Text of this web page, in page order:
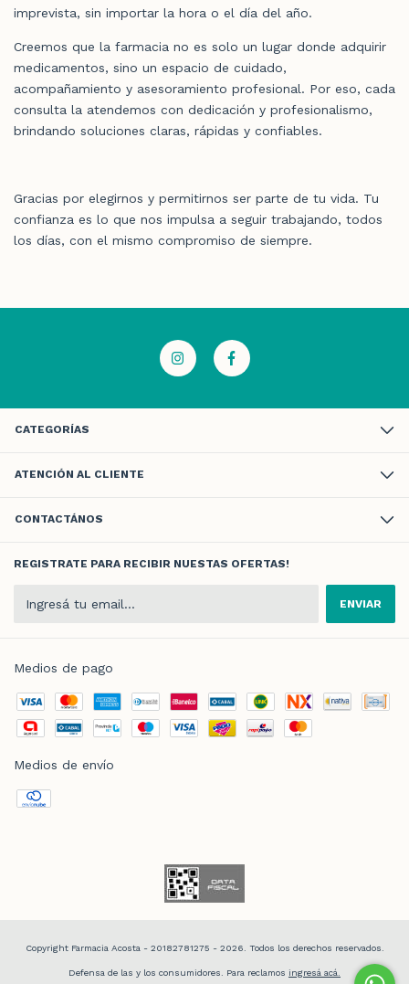
imprevista, sin importar la hora o el día del año.
Creemos que la farmacia no es solo un lugar donde adquirir
medicamentos, sino un espacio de cuidado,
acompañamiento y asesoramiento profesional. Por eso, cada
consulta la atendemos con dedicación y profesionalismo,
brindando soluciones claras, rápidas y confiables.
Gracias por elegirnos y permitirnos ser parte de tu vida. Tu
confianza es lo que nos impulsa a seguir trabajando, todos
los días, con el mismo compromiso de siempre.
CATEGORÍAS
ATENCIÓN AL CLIENTE
CONTACTÁNOS
REGISTRATE PARA RECIBIR NUESTAS OFERTAS!
Medios de pago
Medios de envío
Copyright Farmacia Acosta - 20182781275 - 2026. Todos los derechos reservados.
Defensa de las y los consumidores. Para reclamos ingresá acá.